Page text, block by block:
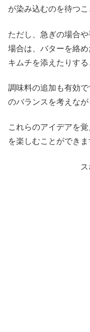
が染み込むのを待つこ
ただし、急ぎの場合
場合は、バターを絡
キムチを添えたりす
調味料の追加も有効
のバランスを考えなが
これらのアイデアを
を楽しむことができ